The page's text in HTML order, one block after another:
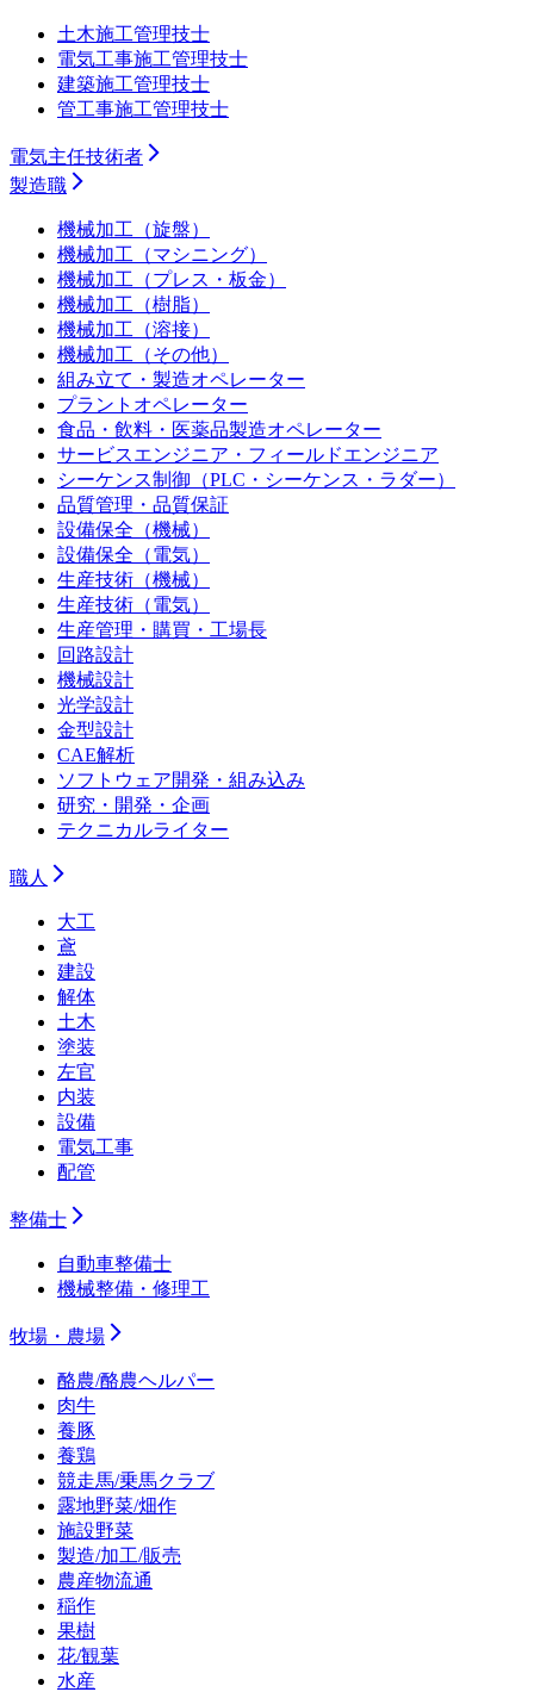
土木施工管理技士
電気工事施工管理技士
建築施工管理技士
管工事施工管理技士
電気主任技術者
製造職
機械加工（旋盤）
機械加工（マシニング）
機械加工（プレス・板金）
機械加工（樹脂）
機械加工（溶接）
機械加工（その他）
組み立て・製造オペレーター
プラントオペレーター
食品・飲料・医薬品製造オペレーター
サービスエンジニア・フィールドエンジニア
シーケンス制御（PLC・シーケンス・ラダー）
品質管理・品質保証
設備保全（機械）
設備保全（電気）
生産技術（機械）
生産技術（電気）
生産管理・購買・工場長
回路設計
機械設計
光学設計
金型設計
CAE解析
ソフトウェア開発・組み込み
研究・開発・企画
テクニカルライター
職人
大工
鳶
建設
解体
土木
塗装
左官
内装
設備
電気工事
配管
整備士
自動車整備士
機械整備・修理工
牧場・農場
酪農/酪農ヘルパー
肉牛
養豚
養鶏
競走馬/乗馬クラブ
露地野菜/畑作
施設野菜
製造/加工/販売
農産物流通
稲作
果樹
花/観葉
水産